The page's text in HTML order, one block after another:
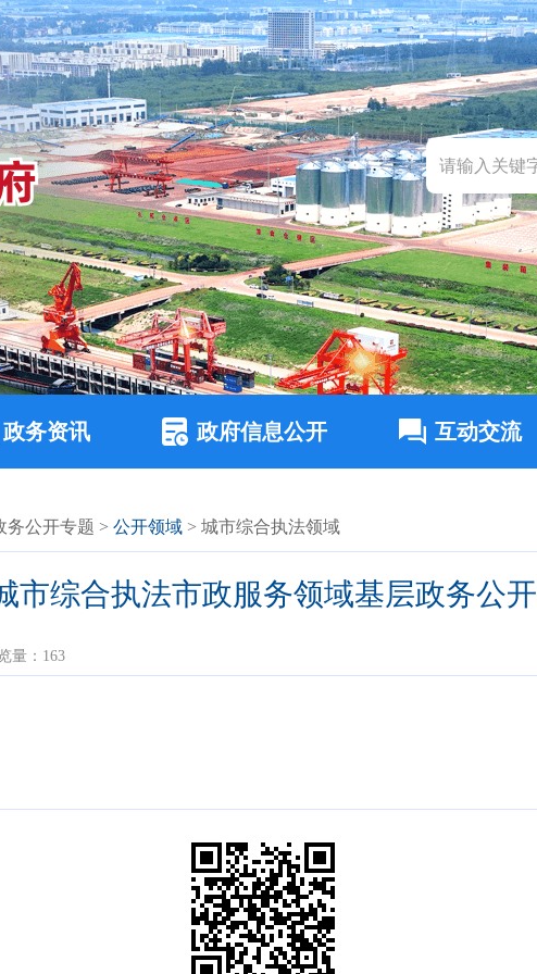
政务资讯 政府信息公开 互动交流
务公开专题 > 公开领域 > 城市综合执法领域
市综合执法市政服务领域基层政务公开
量： 163